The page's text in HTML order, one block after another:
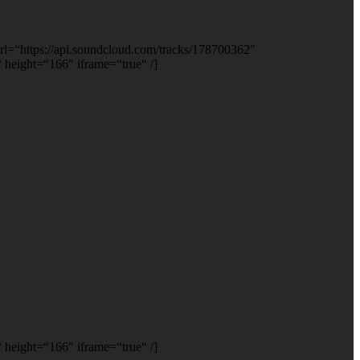
api.soundcloud.com/tracks/178700362″
iframe=“true“ /]
iframe=“true“ /]